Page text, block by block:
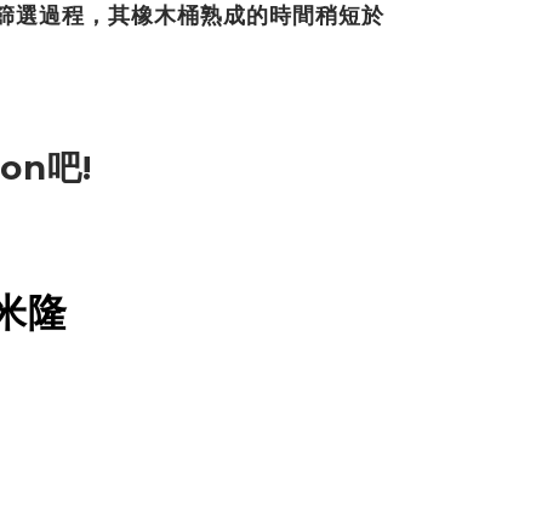
選過程，其橡木桶熟成的時間稍短於
吧!
隆